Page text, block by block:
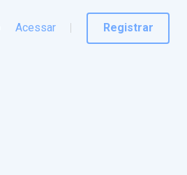
Acessar Registrar